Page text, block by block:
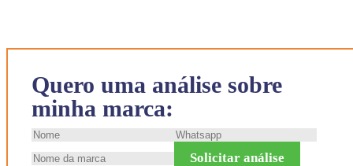
Quero uma análise sobre
minha marca:
Solicitar análise